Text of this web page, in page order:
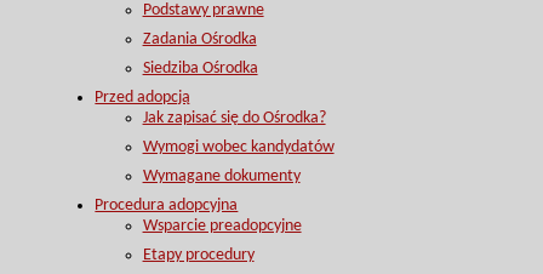
Podstawy prawne
Zadania Ośrodka
Siedziba Ośrodka
Przed adopcją
Jak zapisać się do Ośrodka?
Wymogi wobec kandydatów
Wymagane dokumenty
Procedura adopcyjna
Wsparcie preadopcyjne
Etapy procedury